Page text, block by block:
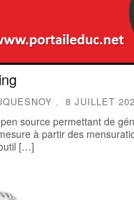
8 JUILLET
source permettant de
à partir des
[…]